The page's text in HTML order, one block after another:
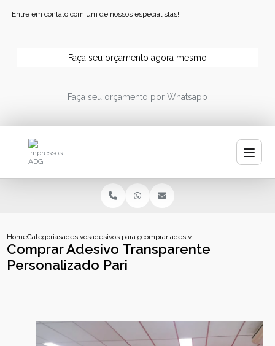
Entre em contato com um de nossos especialistas!
Faça seu orçamento agora mesmo
Faça seu orçamento por Whatsapp
HomeCategoriasadesivosadesivos para garrafa de aguacomprar adesivo transparente
Comprar Adesivo Transparente
Personalizado Pari